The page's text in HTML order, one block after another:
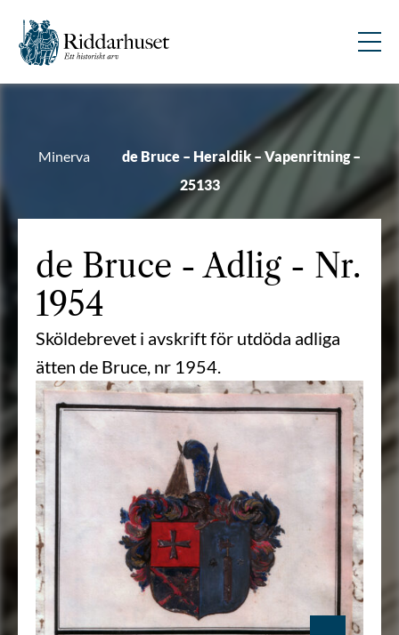
Minerva
de Bruce – Heraldik – Vapenritning –
25133
de Bruce - Adlig - Nr.
1954
Sköldebrevet i avskrift för utdöda adliga
ätten de Bruce, nr 1954.